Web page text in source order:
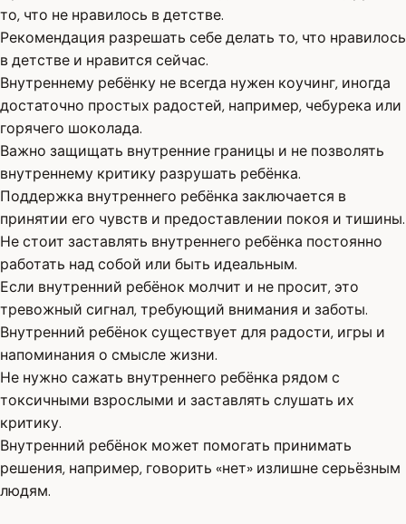
то, что не нравилось в детстве.
Рекомендация разрешать себе делать то, что нравилось
в детстве и нравится сейчас.
Внутреннему ребёнку не всегда нужен коучинг, иногда
достаточно простых радостей, например, чебурека или
горячего шоколада.
Важно защищать внутренние границы и не позволять
внутреннему критику разрушать ребёнка.
Поддержка внутреннего ребёнка заключается в
принятии его чувств и предоставлении покоя и тишины.
Не стоит заставлять внутреннего ребёнка постоянно
работать над собой или быть идеальным.
Если внутренний ребёнок молчит и не просит, это
тревожный сигнал, требующий внимания и заботы.
Внутренний ребёнок существует для радости, игры и
напоминания о смысле жизни.
Не нужно сажать внутреннего ребёнка рядом с
токсичными взрослыми и заставлять слушать их
критику.
Внутренний ребёнок может помогать принимать
решения, например, говорить «нет» излишне серьёзным
людям.